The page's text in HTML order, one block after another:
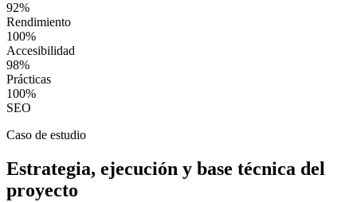
92%
Rendimiento
100%
Accesibilidad
98%
Prácticas
100%
SEO
Caso de estudio
Estrategia, ejecución y base técnica del
proyecto